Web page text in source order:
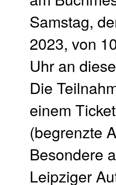
Samstag,
2023, von
Uhr an
Die
einem
(begrenzte
Besondere
Leipziger